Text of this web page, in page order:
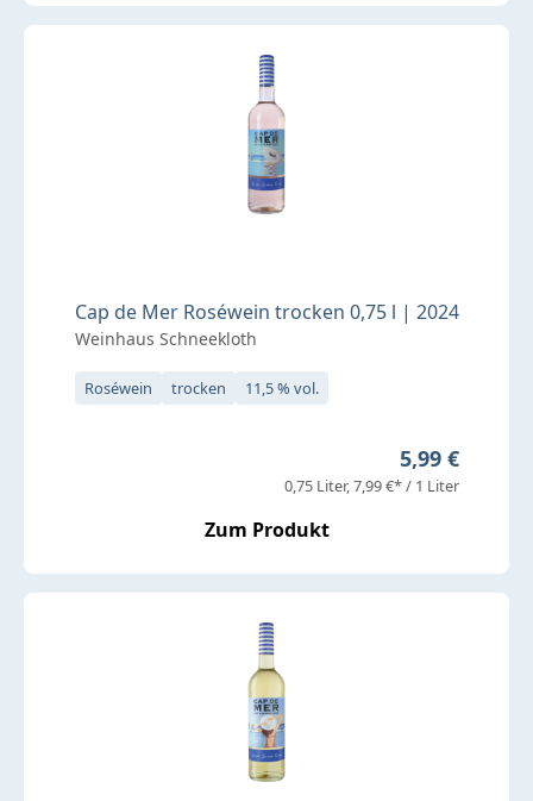
Cap de Mer Roséwein trocken 0,75 l | 2024
Weinhaus Schneekloth
Roséwein trocken 11,5 % vol.
Regulärer
5,99 €
0,75 Liter 7,99 €* / 1 Liter
Zum Produkt